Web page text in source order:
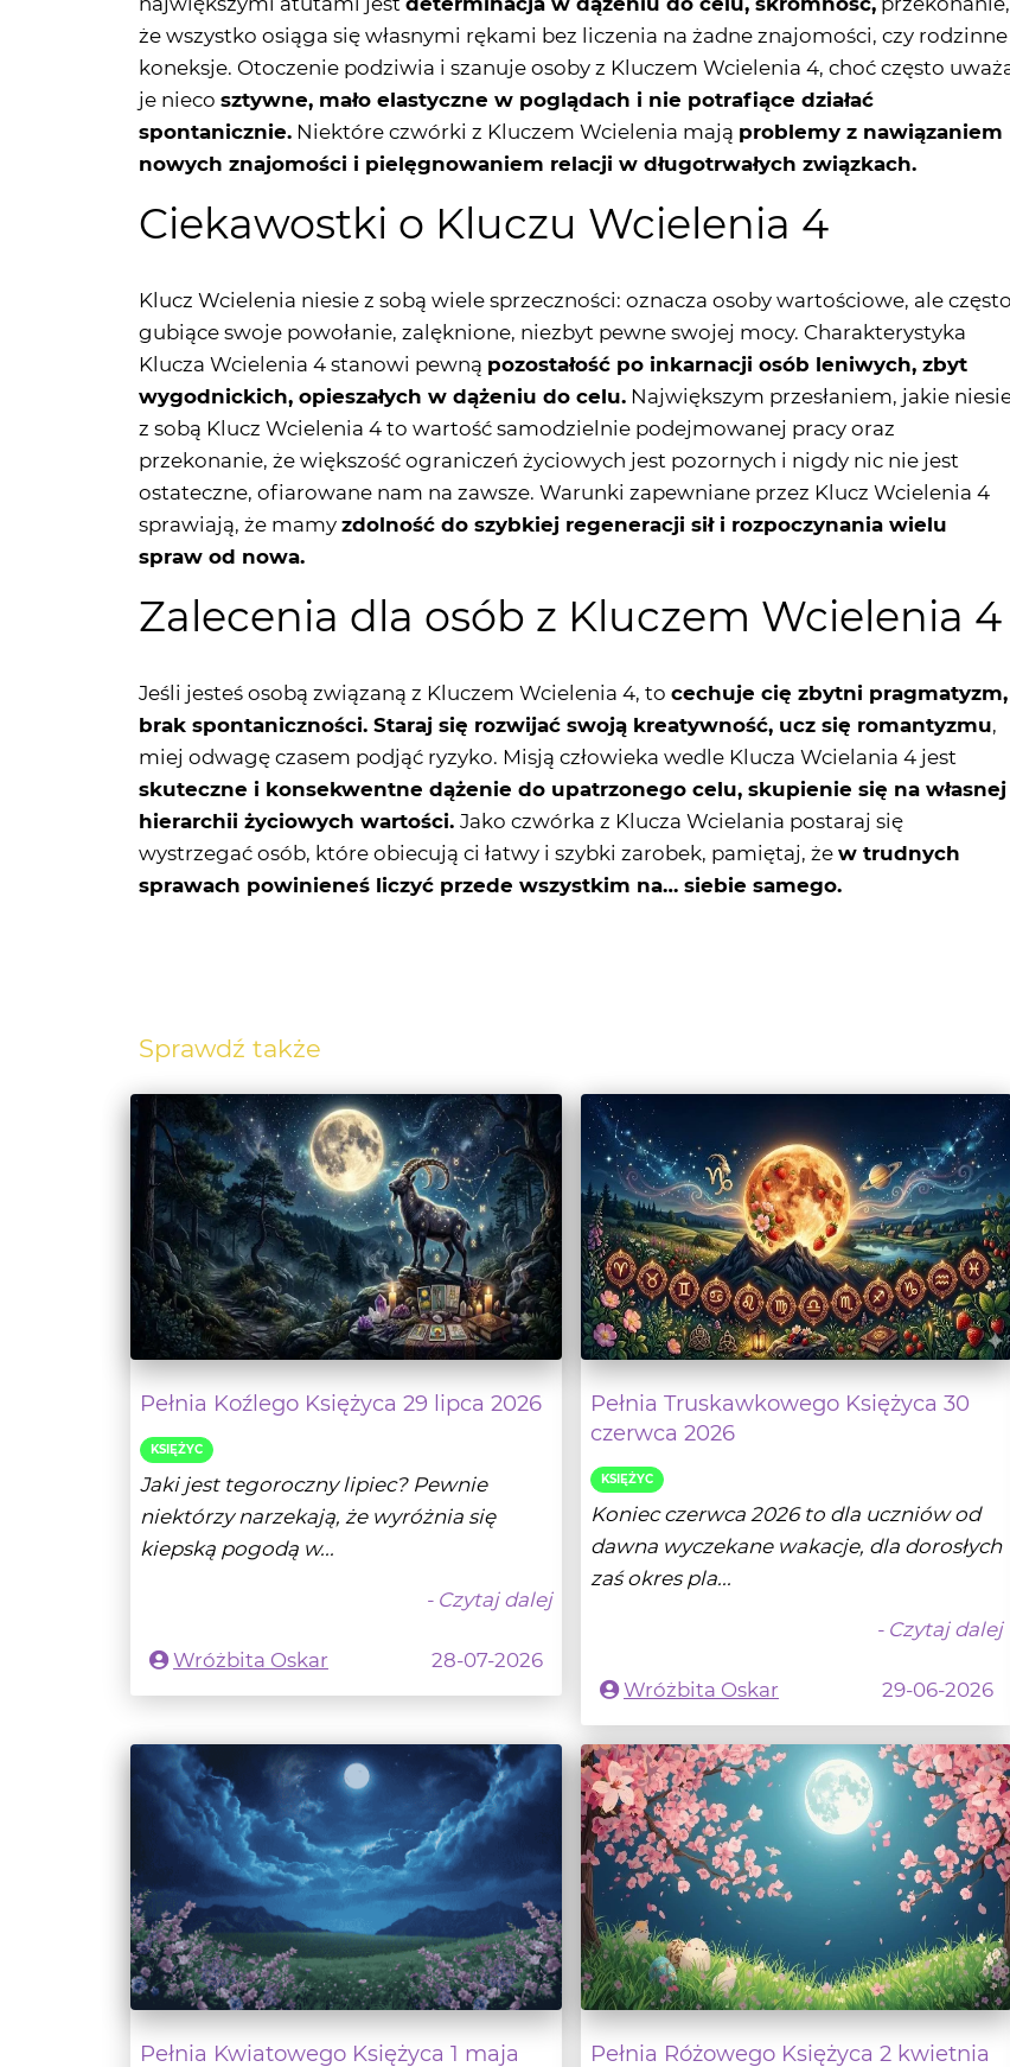
je niecosztywne, mało elastyczne w poglądach i nie potrafiące działać
spontanicznie.Niektóre czwórki z Kluczem Wcielenia mająproblemy z nawiązaniem
nowych znajomości i pielęgnowaniem relacji w długotrwałych związkach.
Ciekawostki o Kluczu Wcielenia 4
Klucz Wcielenia niesie z sobą wiele sprzeczności: oznacza osoby wartościowe, ale często
wygodnickich, opieszałych w dążeniu do celu. Największym przesłaniem, jakie niesie
z sobą Klucz Wcielenia 4 to wartość samodzielnie podejmowanej pracy oraz
przekonanie, że większość ograniczeń życiowych jest pozornych i nigdy nic nie jest
ostateczne, ofiarowane nam na zawsze. Warunki zapewniane przez Klucz Wcielenia 4
sprawiają, że mamy zdolność do szybkiej regeneracji sił i rozpoczynania wielu
spraw od nowa.
Zalecenia dla osób z Kluczem Wcielenia 4
Jeśli jesteś osobą związaną z Kluczem Wcielenia 4, tocechuje cię zbytni pragmatyzm,
skuteczne i konsekwentne dążenie do upatrzonego celu, skupienie się na własnej
hierarchii życiowych wartości.Jako czwórka z Klucza Wcielania postaraj się
wystrzegać osób, które obiecują ci łatwy i szybki zarobek, pamiętaj, że w trudnych
sprawach powinieneś liczyć przede wszystkim na… siebie samego.
Pełnia Koźlego Księżyca 29 lipca 2026
Jaki jest tegoroczny lipiec? Pewnie
niektórzy narzekają, że wyróżnia się
kiepską pogodą w...
- Czytaj dalej
Pełnia Truskawkowego Księżyca 30
czerwca 2026
KSIĘŻYC
Koniec czerwca 2026 to dla uczniów od
dawna wyczekane wakacje, dla dorosłych
zaś okres pla...
- Czytaj dalej
Pełnia Kwiatowego Księżyca 1 maja
2026
KSIĘŻYC
Pełnia Różowego Księżyca 2 kwietnia
2026
KSIĘŻYC